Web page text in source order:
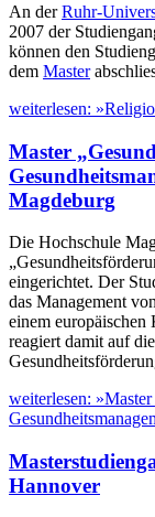
An derRuhr-
2007 der
können den
dem Master
weiterlesen:
Master
Magdeburg
Die Hochschule
eingerichtet. Der
das Management
einem
reagiert damit auf
weiterlesen:
Hannover